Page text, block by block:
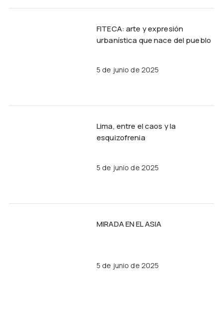
FITECA: arte y expresión
urbanística que nace del pueblo
5 de junio de 2025
Lima, entre el caos y la
esquizofrenia
5 de junio de 2025
MIRADA EN EL ASIA
5 de junio de 2025